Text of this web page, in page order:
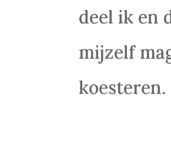
deel ik en
mijzelf